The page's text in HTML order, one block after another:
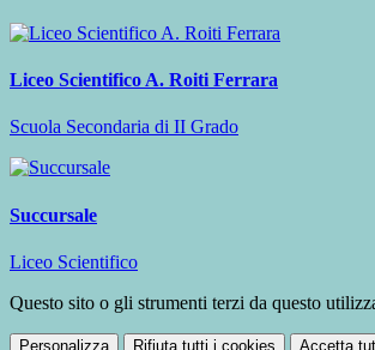
Liceo Scientifico A. Roiti Ferrara
Scuola Secondaria di II Grado
Succursale
Liceo Scientifico
Questo sito o gli strumenti terzi da questo
Personalizza Rifiuta tutti i cookies Accetta